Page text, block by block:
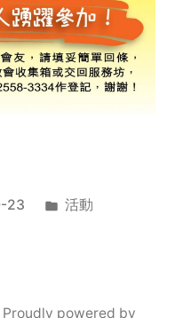
23
Posted
活動
Proudly powered by